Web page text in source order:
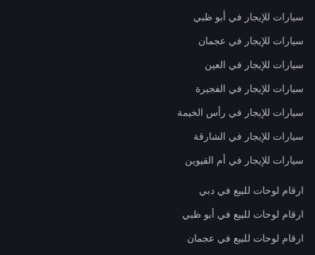
سيارات للإيجار في أبو ظبي
سيارات للإيجار في عجمان
سيارات للإيجار في العين
سيارات للإيجار في الفجيرة
سيارات للإيجار في رأس الخيمة
سيارات للإيجار في الشارقة
سيارات للإيجار في أم القيوين
ارقام لوحات للبيع في دبي
ارقام لوحات للبيع في أبو ظبي
ارقام لوحات للبيع في عجمان